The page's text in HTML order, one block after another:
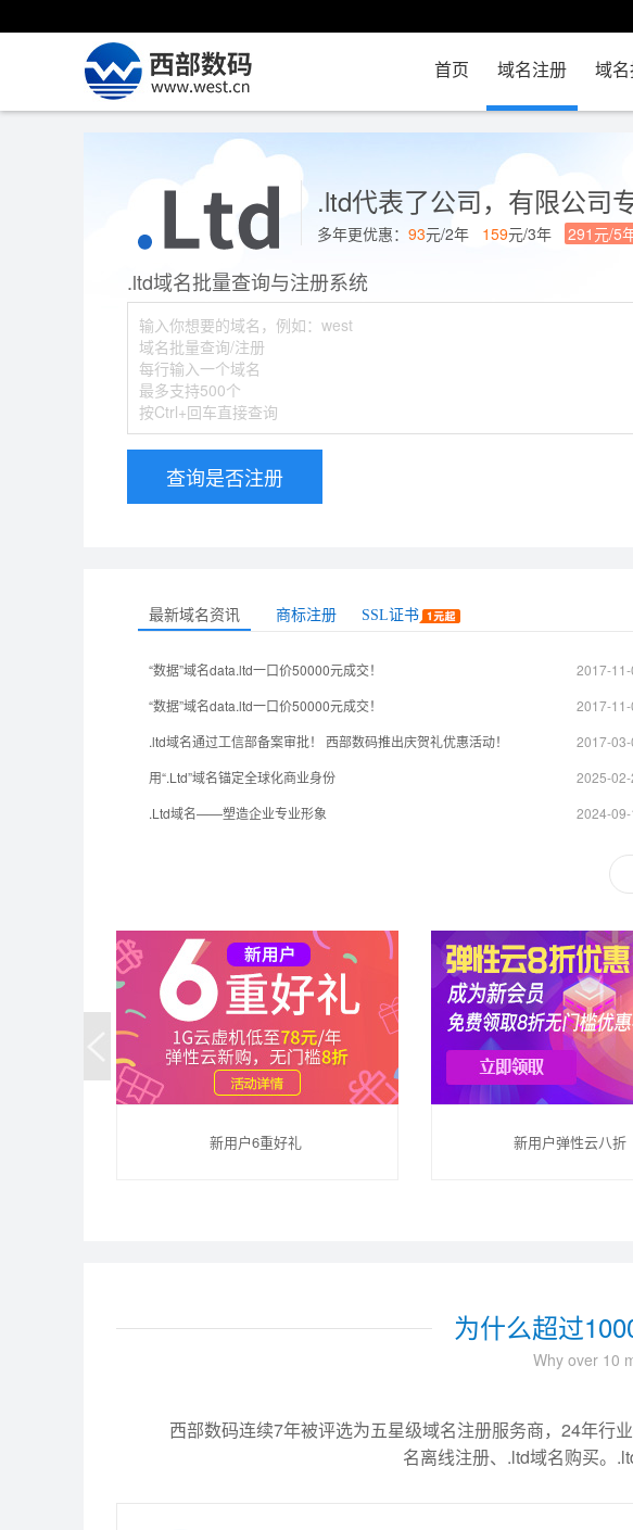
首页 域名注册 域
.ltd代表了公司，有限公司
多年更优惠： 93元/2年 159元/3年 291元/5
.ltd域名批量查询与注册系统
查询是否注册
最新域名资讯 商标注册 SSL证书
“数据”域名data.ltd一口价50000元成交！
2017-
“数据”域名data.ltd一口价50000元成交！
2017-
.ltd域名通过工信部备案审批！ 西部数码推出庆贺礼优惠活动！
2017-
用“.Ltd”域名锚定全球化商业身份
2025-
.Ltd域名——塑造企业专业形象
2024-
新用户6重好礼 新用户弹性云八折
为什么超过
Why over 10
西部数码连续7年被评选为五星级域名注册服务商，24年行
名离线注册、.ltd域名购买。